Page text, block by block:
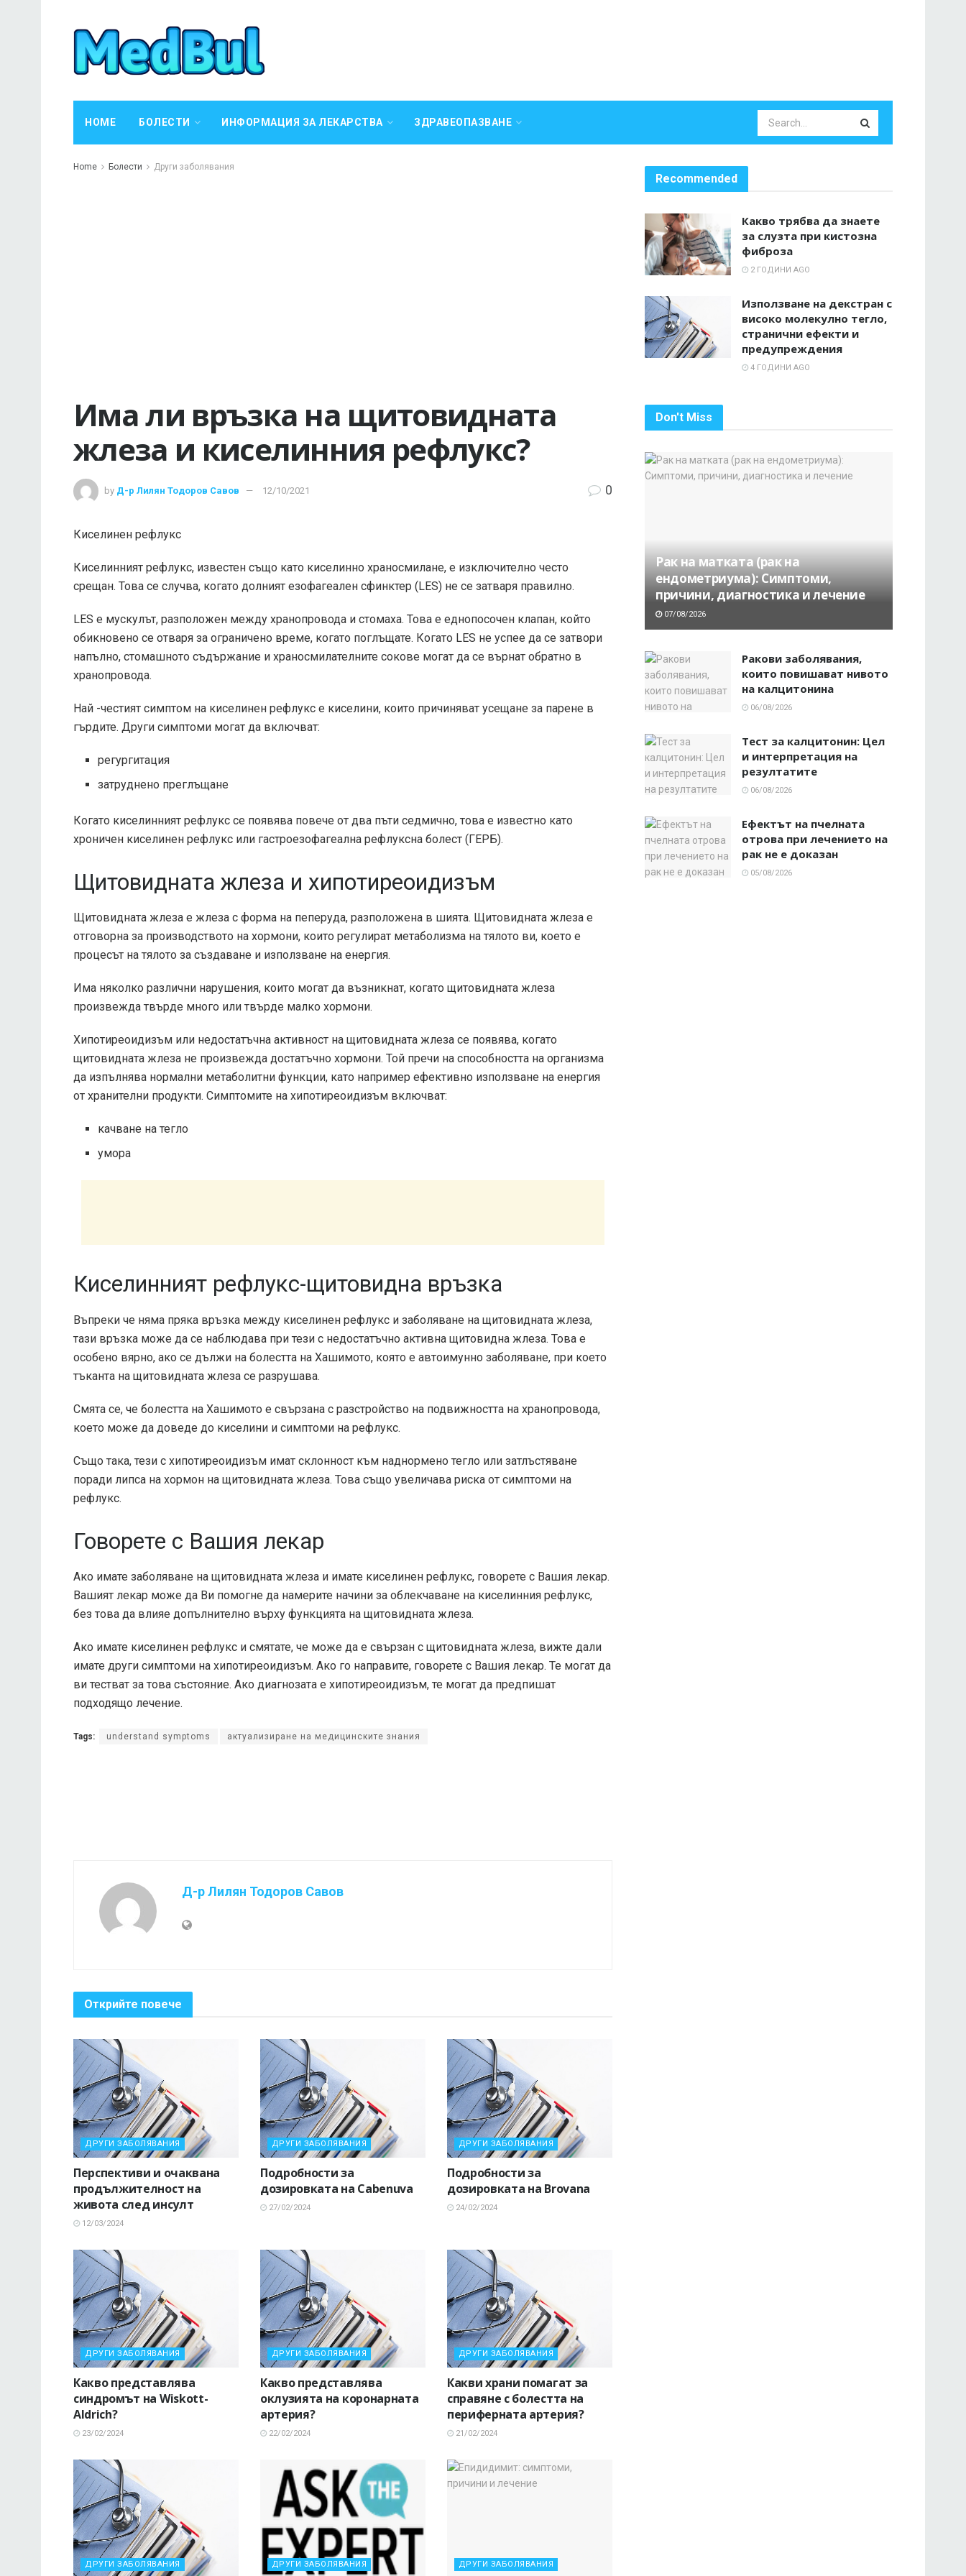
HOME БОЛЕСТИ ИНФОРМАЦИЯ ЗА ЛЕКАРСТВА ЗДРАВЕОПАЗВАНЕ
Home Болести Други заболявания
Има ли връзка на щитовидната
жлеза и киселинния рефлукс?
by Д-р Лилян Тодоров Савов 12/10/2021 0
Киселинен рефлукс
Киселинният рефлукс, известен също като киселинно храносмилане, е изключително често
срещан. Това се случва, когато долният езофагеален сфинктер (LES) не се затваря правилно.
LES е мускулът, разположен между хранопровода и стомаха. Това е еднопосочен клапан, който
обикновено се отваря за ограничено време, когато поглъщате. Когато LES не успее да се затвори
напълно, стомашното съдържание и храносмилателните сокове могат да се върнат обратно в
хранопровода.
Най -честият симптом на киселинен рефлукс е киселини, които причиняват усещане за парене в
гърдите. Други симптоми могат да включват:
регургитация
затруднено преглъщане
Когато киселинният рефлукс се появява повече от два пъти седмично, това е известно като
хроничен киселинен рефлукс или гастроезофагеална рефлуксна болест (ГЕРБ).
Щитовидната жлеза и хипотиреоидизъм
Щитовидната жлеза е жлеза с форма на пеперуда, разположена в шията. Щитовидната жлеза е
отговорна за производството на хормони, които регулират метаболизма на тялото ви, което е
процесът на тялото за създаване и използване на енергия.
Има няколко различни нарушения, които могат да възникнат, когато щитовидната жлеза
произвежда твърде много или твърде малко хормони.
Хипотиреоидизъм или недостатъчна активност на щитовидната жлеза се появява, когато
щитовидната жлеза не произвежда достатъчно хормони. Той пречи на способността на организма
да изпълнява нормални метаболитни функции, като например ефективно използване на енергия
от хранителни продукти. Симптомите на хипотиреоидизъм включват:
качване на тегло
умора
Киселинният рефлукс-щитовидна връзка
Въпреки че няма пряка връзка между киселинен рефлукс и заболяване на щитовидната жлеза,
тази връзка може да се наблюдава при тези с недостатъчно активна щитовидна жлеза. Това е
особено вярно, ако се дължи на болестта на Хашимото, която е автоимунно заболяване, при което
тъканта на щитовидната жлеза се разрушава.
Смята се, че болестта на Хашимото е свързана с разстройство на подвижността на хранопровода,
което може да доведе до киселини и симптоми на рефлукс.
Също така, тези с хипотиреоидизъм имат склонност към наднормено тегло или затлъстяване
поради липса на хормон на щитовидната жлеза. Това също увеличава риска от симптоми на
рефлукс.
Говорете с Вашия лекар
Ако имате заболяване на щитовидната жлеза и имате киселинен рефлукс, говорете с Вашия лекар.
Вашият лекар може да Ви помогне да намерите начини за облекчаване на киселинния рефлукс,
без това да влияе допълнително върху функцията на щитовидната жлеза.
Ако имате киселинен рефлукс и смятате, че може да е свързан с щитовидната жлеза, вижте дали
имате други симптоми на хипотиреоидизъм. Ако го направите, говорете с Вашия лекар. Те могат да
ви тестват за това състояние. Ако диагнозата е хипотиреоидизъм, те могат да предпишат
подходящо лечение.
Tags: understand symptoms актуализиране на медицинските знания
Д-р Лилян Тодоров Савов
Открийте повече
ДРУГИ ЗАБОЛЯВАНИЯ
Перспективи и очаквана
продължителност на
живота след инсулт
12/03/2024
ДРУГИ ЗАБОЛЯВАНИЯ
Подробности за
дозировката на Cabenuva
27/02/2024
ДРУГИ ЗАБОЛЯВАНИЯ
Подробности за
дозировката на Brovana
24/02/2024
ДРУГИ ЗАБОЛЯВАНИЯ
Какво представлява
синдромът на Wiskott-
Aldrich?
23/02/2024
ДРУГИ ЗАБОЛЯВАНИЯ
Какво представлява
оклузията на коронарната
артерия?
22/02/2024
ДРУГИ ЗАБОЛЯВАНИЯ
Какви храни помагат за
справяне с болестта на
периферната артерия?
21/02/2024
ДРУГИ ЗАБОЛЯВАНИЯ ДРУГИ ЗАБОЛЯВАНИЯ ДРУГИ ЗАБОЛЯВАНИЯ
Recommended
Какво трябва да знаете
за слузта при кистозна
фиброза
2 ГОДИНИ AGO
Използване на декстран с
високо молекулно тегло,
странични ефекти и
предупреждения
4 ГОДИНИ AGO
Don't Miss
Рак на матката (рак на
ендометриума): Симптоми,
причини, диагностика и лечение
07/08/2026
Ракови заболявания,
които повишават нивото
на калцитонина
06/08/2026
Тест за калцитонин: Цел
и интерпретация на
резултатите
06/08/2026
Ефектът на пчелната
отрова при лечението на
рак не е доказан
05/08/2026